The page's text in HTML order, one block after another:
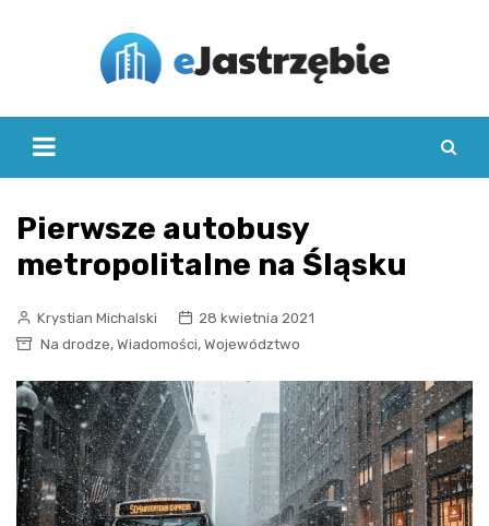
Pierwsze autobusy
metropolitalne na Śląsku
Krystian Michalski
28 kwietnia 2021
Na drodze, Wiadomości, Województwo